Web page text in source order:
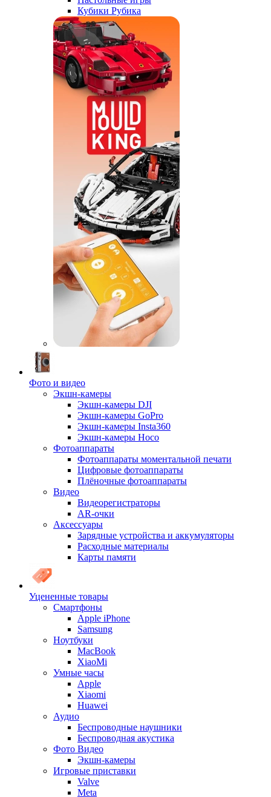
Кубики Рубика
Фото и видео
Экшн-камеры
Экшн-камеры DJI
Экшн-камеры GoPro
Экшн-камеры Insta360
Экшн-камеры Hoco
Фотоаппараты
Фотоаппараты моментальной печати
Цифровые фотоаппараты
Плёночные фотоаппараты
Видео
Видеорегистраторы
AR-очки
Аксессуары
Зарядные устройства и аккумуляторы
Расходные материалы
Карты памяти
Уцененные товары
Cмартфоны
Apple iPhone
Samsung
Ноутбуки
MacBook
XiaoMi
Умные часы
Apple
Xiaomi
Huawei
Аудио
Беспроводные наушники
Беспроводная акустика
Фото Видео
Экшн-камеры
Игровые приставки
Valve
Meta